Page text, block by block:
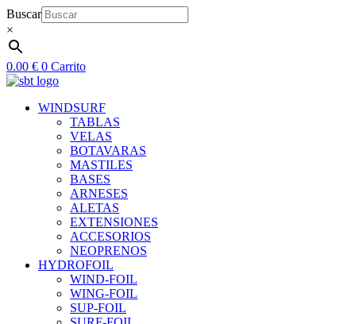
Ir
al
contenido
Buscar
×
0.00 € 0 Carrito
WINDSURF
TABLAS
VELAS
BOTAVARAS
MASTILES
BASES
ARNESES
ALETAS
EXTENSIONES
ACCESORIOS
NEOPRENOS
HYDROFOIL
WIND-FOIL
WING-FOIL
SUP-FOIL